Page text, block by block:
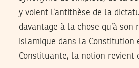
y voient l’antithèse de la
davantage à la chose qu’à
islamique dans la Constitution
Constituante, la notion revient